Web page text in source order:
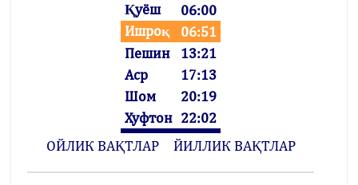
Қуёш
06:00
Ишроқ
06:51
Пешин
13:21
Аср
17:13
Шом
20:19
Хуфтон 22:02
ОЙЛИК ВАҚТЛАР
ЙИЛЛИК ВАҚТЛАР